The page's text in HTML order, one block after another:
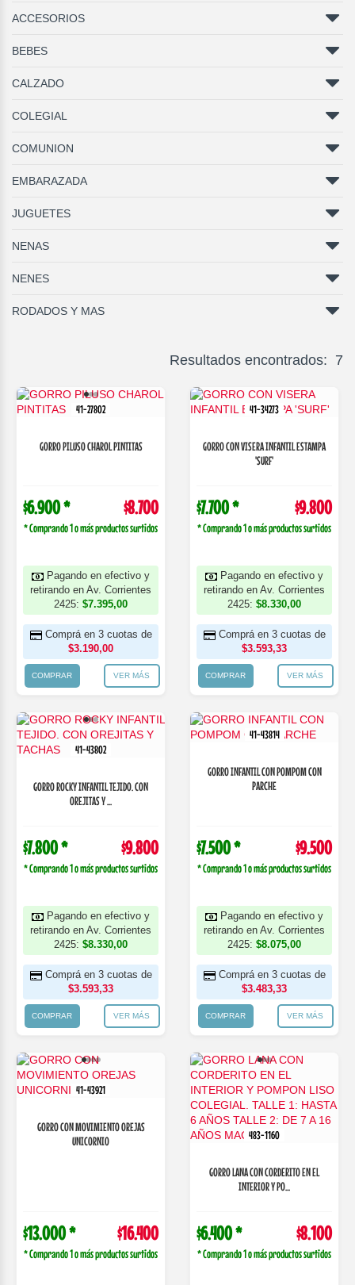
ACCESORIOS
BEBES
CALZADO
COLEGIAL
COMUNION
EMBARAZADA
JUGUETES
NENAS
NENES
RODADOS Y MAS
Resultados encontrados: 7
41-27802
GORRO PILUSO CHAROL PINTITAS
$6.900 * $8.700
* Comprando 1 o más productos surtidos
Pagando en efectivo y
retirando en Av. Corrientes
2425: $7.395,00
Comprá en 3 cuotas de
$3.190,00
COMPRAR VER MÁS
41-34273
GORRO CON VISERA INFANTIL ESTAMPA
'SURF'
$7.700 * $9.800
* Comprando 1 o más productos surtidos
Pagando en efectivo y
retirando en Av. Corrientes
2425: $8.330,00
Comprá en 3 cuotas de
$3.593,33
COMPRAR VER MÁS
41-43802
GORRO ROCKY INFANTIL TEJIDO. CON
OREJITAS Y ...
$7.800 * $9.800
* Comprando 1 o más productos surtidos
Pagando en efectivo y
retirando en Av. Corrientes
2425: $8.330,00
Comprá en 3 cuotas de
$3.593,33
COMPRAR VER MÁS
41-43814
GORRO INFANTIL CON POMPOM CON
PARCHE
$7.500 * $9.500
* Comprando 1 o más productos surtidos
Pagando en efectivo y
retirando en Av. Corrientes
2425: $8.075,00
Comprá en 3 cuotas de
$3.483,33
COMPRAR VER MÁS
41-43921
GORRO CON MOVIMIENTO OREJAS
UNICORNIO
$13.000 * $16.400
* Comprando 1 o más productos surtidos
483-1160
GORRO LANA CON CORDERITO EN EL
INTERIOR Y PO...
$6.400 * $8.100
* Comprando 1 o más productos surtidos